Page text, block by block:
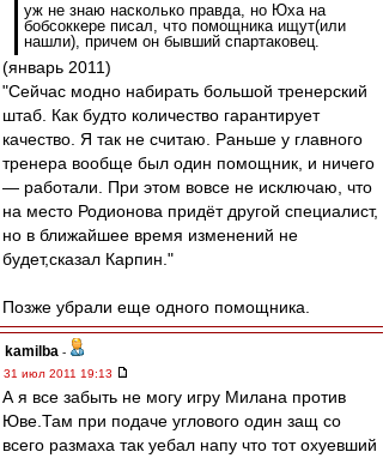
уж не знаю насколько правда, но Юха на
бобсоккере писал, что помощника ищут(или
нашли), причем он бывший спартаковец.
(январь 2011)
"Сейчас модно набирать большой тренерский
штаб. Как будто количество гарантирует
качество. Я так не считаю. Раньше у главного
тренера вообще был один помощник, и ничего
— работали. При этом вовсе не исключаю, что
на место Родионова придёт другой специалист,
но в ближайшее время изменений не
будет,сказал Карпин."
Позже убрали еще одного помощника.
kamilba -
31 июл 2011 19:13
А я все забыть не могу игру Милана против
Юве.Там при подаче углового один защ со
всего размаха так уебал напу что тот охуевший